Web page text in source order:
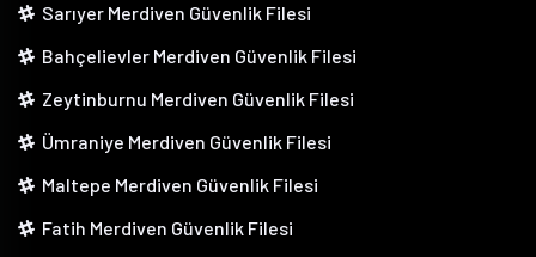
Sarıyer Merdiven Güvenlik Filesi
Bahçelievler Merdiven Güvenlik Filesi
Zeytinburnu Merdiven Güvenlik Filesi
Ümraniye Merdiven Güvenlik Filesi
Maltepe Merdiven Güvenlik Filesi
Fatih Merdiven Güvenlik Filesi